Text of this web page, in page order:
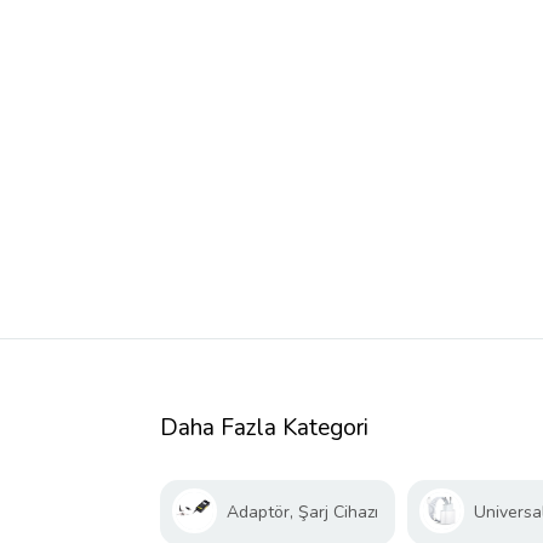
Daha Fazla Kategori
Adaptör, Şarj Cihazı